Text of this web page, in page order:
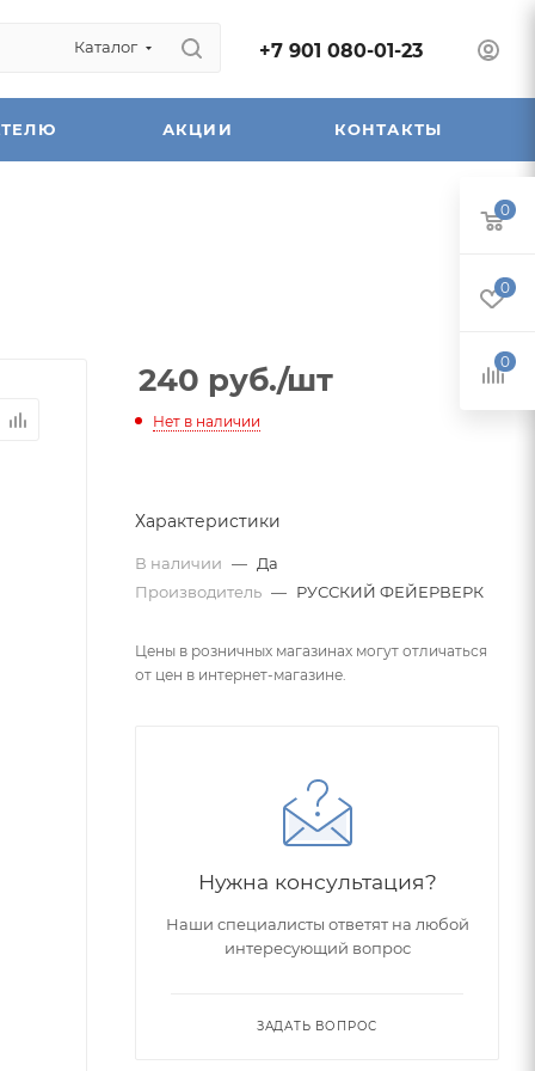
Каталог +7 901 080-01-23
АКЦИИ КОНТАКТЫ
240 руб./шт
Нет в наличии
Характеристики
В наличии — Да
Производитель — РУССКИЙ ФЕЙЕРВЕРК
Цены в розничных магазинах могут отличаться
от цен в интернет-магазине.
Нужна консультация?
Наши специалисты ответят на любой
интересующий вопрос
ЗАДАТЬ ВОПРОС
0
0
0